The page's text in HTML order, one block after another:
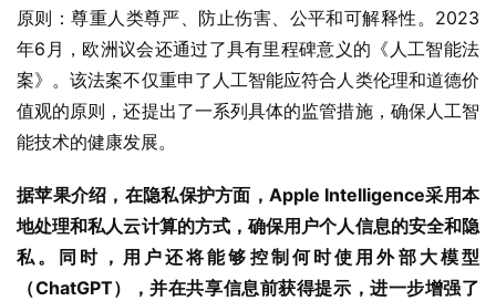
原则：尊重人类尊严、防止伤害、公平和可解释性。2023
年6月，欧洲议会还通过了具有里程碑意义的《人工智能法
案》。该法案不仅重申了人工智能应符合人类伦理和道德价
值观的原则，还提出了一系列具体的监管措施，确保人工智
能技术的健康发展。
据苹果介绍，在隐私保护方面，Apple Intelligence采用本
地处理和私人云计算的方式，确保用户个人信息的安全和隐
私。同时，用户还将能够控制何时使用外部大模型
（ChatGPT），并在共享信息前获得提示，进一步增强了